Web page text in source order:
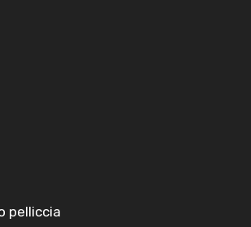
pelliccia